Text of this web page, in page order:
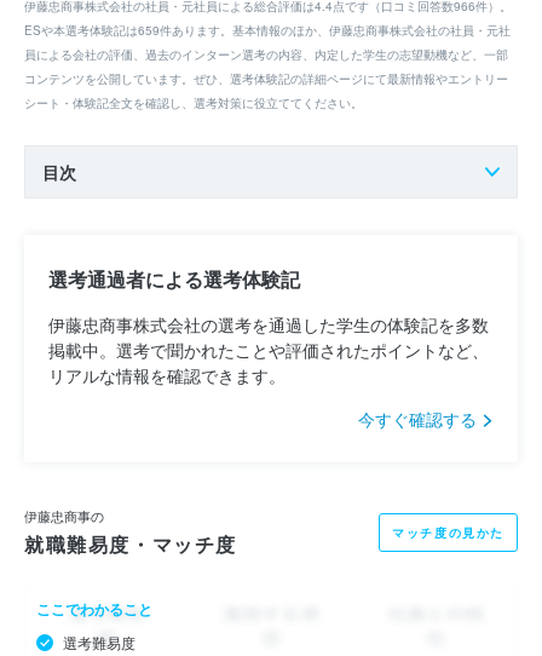
伊藤忠商事株式会社の社員・元社員による総合評価は4.4点です（口コミ回答数966件）。
ESや本選考体験記は659件あります。基本情報のほか、伊藤忠商事株式会社の社員・元社
員による会社の評価、過去のインターン選考の内容、内定した学生の志望動機など、一部
コンテンツを公開しています。ぜひ、選考体験記の詳細ページにて最新情報やエントリー
シート・体験記全文を確認し、選考対策に役立ててください。
目次
選考通過者による選考体験記
伊藤忠商事株式会社の選考を通過した学生の体験記を多数
掲載中。選考で聞かれたことや評価されたポイントなど、
リアルな情報を確認できます。
今すぐ確認する
伊藤忠商事の
就職難易度・マッチ度 マッチ度の見かた
ここでわかること
選考難易度